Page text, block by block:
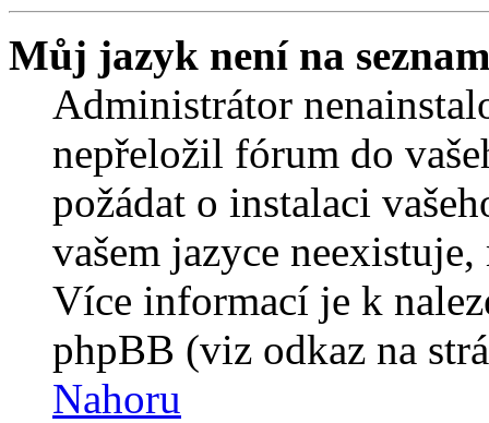
Můj jazyk není na
Administrátor
nepřeložil fórum do
požádat o instalaci
vašem jazyce
Více informací je k
phpBB (viz odkaz na
Nahoru